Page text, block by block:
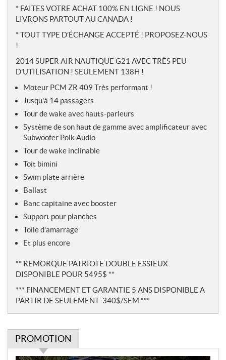
e
s
* FAITES VOTRE ACHAT 100% EN LIGNE ! NOUS
LIVRONS PARTOUT AU CANADA !
* TOUT TYPE D’ÉCHANGE ACCEPTÉ ! PROPOSEZ-NOUS
!
2014 SUPER AIR NAUTIQUE G21 AVEC TRÈS PEU
D'UTILISATION ! SEULEMENT 138H !
Moteur PCM ZR 409 Très performant !
Jusqu'à 14 passagers
Tour de wake avec hauts-parleurs
Système de son haut de gamme avec amplificateur avec
Subwoofer Polk Audio
Tour de wake inclinable
Toit bimini
Swim plate arrière
Ballast
Banc capitaine avec booster
Support pour planches
Toile d'amarrage
Et plus encore
** REMORQUE PATRIOTE DOUBLE ESSIEUX
DISPONIBLE POUR 5495$ **
*** FINANCEMENT ET GARANTIE 5 ANS DISPONIBLE A
PARTIR DE SEULEMENT 340$/SEM ***
PROMOTION